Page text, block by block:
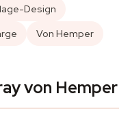
Design
Von Hemper
von Hemper